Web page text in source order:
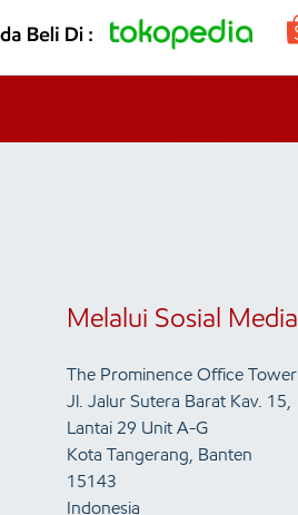
Melalui Sosial Media
The Prominence Office Tower
Jl. Jalur Sutera Barat Kav. 15,
Lantai 29 Unit A-G
Kota Tangerang, Banten
15143
Indonesia